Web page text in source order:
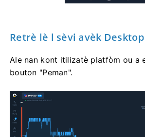
Retrè lè l sèvi avèk Desktop
Ale nan kont itilizatè platfòm ou a
bouton "Peman".